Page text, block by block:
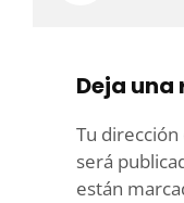
Deja una
Tu
será
están